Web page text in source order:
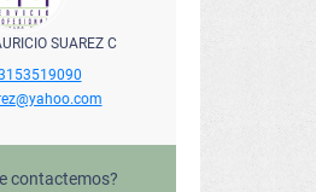
SUAREZ C
contactemos?